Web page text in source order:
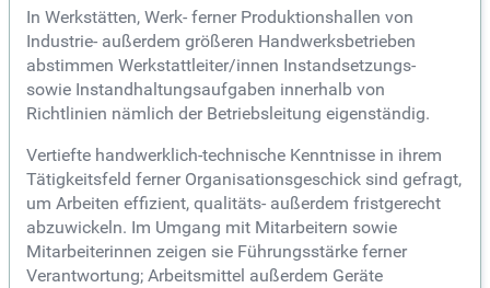
In Werkstätten, Werk- ferner Produktionshallen von
Industrie- außerdem größeren Handwerksbetrieben
abstimmen Werkstattleiter/innen Instandsetzungs-
sowie Instandhaltungsaufgaben innerhalb von
Richtlinien nämlich der Betriebsleitung eigenständig.
Vertiefte handwerklich-technische Kenntnisse in ihrem
Tätigkeitsfeld ferner Organisationsgeschick sind gefragt,
um Arbeiten effizient, qualitäts- außerdem fristgerecht
abzuwickeln. Im Umgang mit Mitarbeitern sowie
Mitarbeiterinnen zeigen sie Führungsstärke ferner
Verantwortung; Arbeitsmittel außerdem Geräte